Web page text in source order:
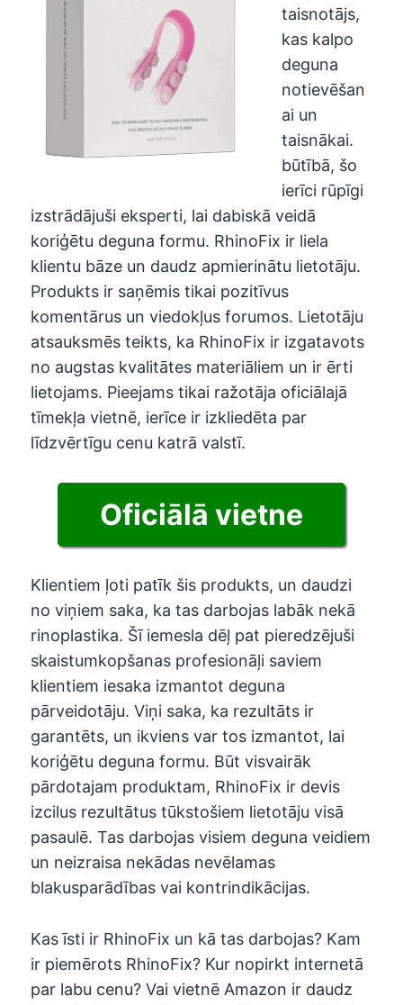
taisnotājs,
kas kalpo
deguna
notievēšan
ai un
taisnākai.
būtībā, šo
ierīci rūpīgi
izstrādājuši eksperti, lai dabiskā veidā
koriģētu deguna formu. RhinoFix ir liela
klientu bāze un daudz apmierinātu lietotāju.
Produkts ir saņēmis tikai pozitīvus
komentārus un viedokļus forumos. Lietotāju
atsauksmēs teikts, ka RhinoFix ir izgatavots
no augstas kvalitātes materiāliem un ir ērti
lietojams. Pieejams tikai ražotāja oficiālajā
tīmekļa vietnē, ierīce ir izkliedēta par
līdzvērtīgu cenu katrā valstī.
Oficiālā vietne
Klientiem ļoti patīk šis produkts, un daudzi
no viņiem saka, ka tas darbojas labāk nekā
rinoplastika. Šī iemesla dēļ pat pieredzējuši
skaistumkopšanas profesionāļi saviem
klientiem iesaka izmantot deguna
pārveidotāju. Viņi saka, ka rezultāts ir
garantēts, un ikviens var tos izmantot, lai
koriģētu deguna formu. Būt visvairāk
pārdotajam produktam, RhinoFix ir devis
izcilus rezultātus tūkstošiem lietotāju visā
pasaulē. Tas darbojas visiem deguna veidiem
un neizraisa nekādas nevēlamas
blakusparādības vai kontrindikācijas.
Kas īsti ir RhinoFix un kā tas darbojas? Kam
ir piemērots RhinoFix? Kur nopirkt internetā
par labu cenu? Vai vietnē Amazon ir daudz